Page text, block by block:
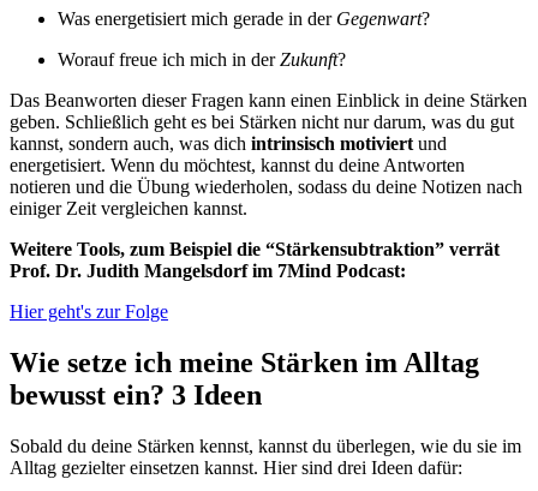
Was energetisiert mich gerade in der Gegenwart?
Worauf freue ich mich in derZukunft?
Das Beanworten dieser Fragen kann einen Einblick in deine Stärken
geben. Schließlich geht es bei Stärken nicht nur darum, was du gut
kannst, sondern auch, was dich intrinsisch motiviert und
energetisiert. Wenn du möchtest, kannst du deine Antworten
notieren und die Übung wiederholen, sodass du deine Notizen nach
einiger Zeit vergleichen kannst.
Weitere Tools, zum Beispiel die “Stärkensubtraktion” verrät
Prof. Dr. Judith Mangelsdorf im 7Mind Podcast:
Hier geht's zur Folge
Wie setze ich meine Stärken im Alltag
bewusst ein? 3 Ideen
Sobald du deine Stärken kennst, kannst du überlegen, wie du sie im
Alltag gezielter einsetzen kannst. Hier sind drei Ideen dafür: